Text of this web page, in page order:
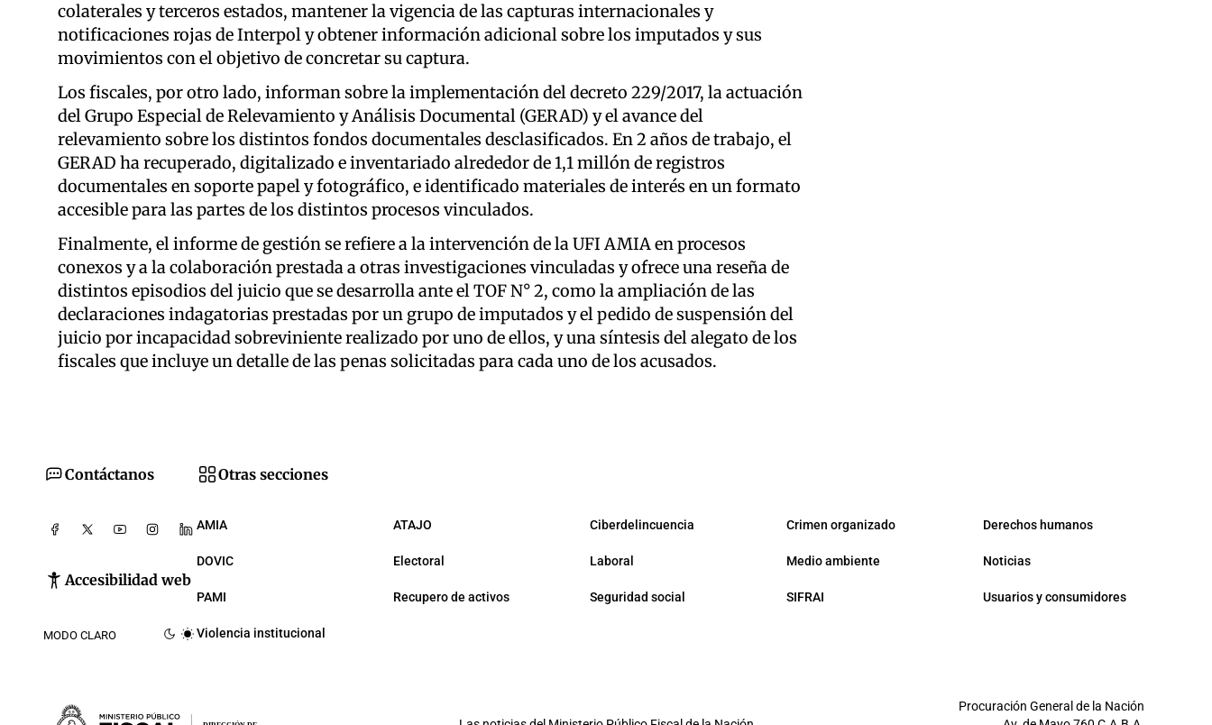
colaterales y terceros estados, mantener la vigencia de las capturas internacionales y
notificaciones rojas de Interpol y obtener información adicional sobre los imputados y sus
movimientos con el objetivo de concretar su captura.
Los fiscales, por otro lado, informan sobre la implementación del decreto 229/2017, la actuación
del Grupo Especial de Relevamiento y Análisis Documental (GERAD) y el avance del
relevamiento sobre los distintos fondos documentales desclasificados. En 2 años de trabajo, el
GERAD ha recuperado, digitalizado e inventariado alrededor de 1,1 millón de registros
documentales en soporte papel y fotográfico, e identificado materiales de interés en un formato
accesible para las partes de los distintos procesos vinculados.
Finalmente, el informe de gestión se refiere a la intervención de la UFI AMIA en procesos
conexos y a la colaboración prestada a otras investigaciones vinculadas y ofrece una reseña de
distintos episodios del juicio que se desarrolla ante el TOF N° 2, como la ampliación de las
declaraciones indagatorias prestadas por un grupo de imputados y el pedido de suspensión del
juicio por incapacidad sobreviniente realizado por uno de ellos, y una síntesis del alegato de los
fiscales que incluye un detalle de las penas solicitadas para cada uno de los acusados.
Contáctanos
Accesibilidad web
MODO CLARO
Otras secciones
AMIA ATAJO Ciberdelincuencia Crimen organizado Derechos humanos
DOVIC Electoral Laboral Medio ambiente Noticias
PAMI Recupero de activos Seguridad social SIFRAI Usuarios y consumidores
Violencia institucional
Procuración General de la Nación